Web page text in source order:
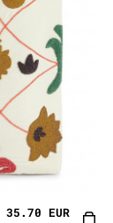
35.70 EUR